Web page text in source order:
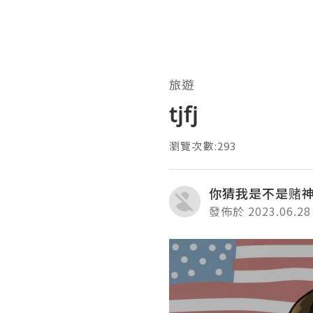
旅遊
tjfj
瀏覽次數:293
你猜我是不是赌
發佈於 2023.06.28